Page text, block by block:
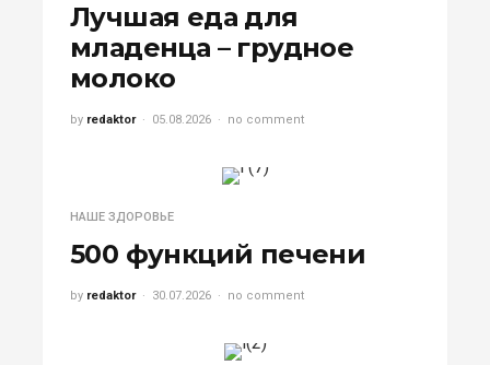
Лучшая еда для
младенца – грудное
молоко
by redaktor 05.08.2026 no comment
НАШЕ ЗДОРОВЬЕ
500 функций печени
by redaktor 30.07.2026 no comment